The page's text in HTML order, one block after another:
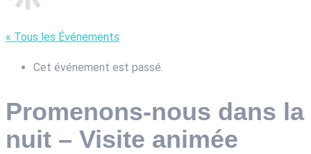
« Tous les Événements
Cet événement est passé.
Promenons-nous dans la
nuit – Visite animée